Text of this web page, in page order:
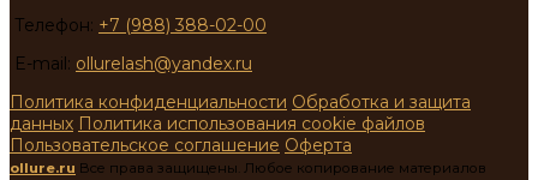
Телефон: +7 (988) 388-02-00
E-mail: ollurelash@yandex.ru
Политика конфиденциальности Обработка и защита
данных Политика использования cookie файлов
Пользовательское соглашение Оферта
ollure.ru Все права защищены. Любое копирование материалов